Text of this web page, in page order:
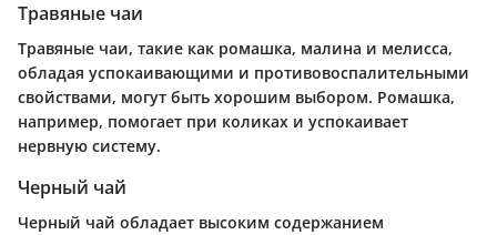
Травяные чаи
Травяные чаи, такие как ромашка, малина и мелисса,
обладая успокаивающими и противовоспалительными
свойствами, могут быть хорошим выбором. Ромашка,
например, помогает при коликах и успокаивает
нервную систему.
Черный чай
Черный чай обладает высоким содержанием